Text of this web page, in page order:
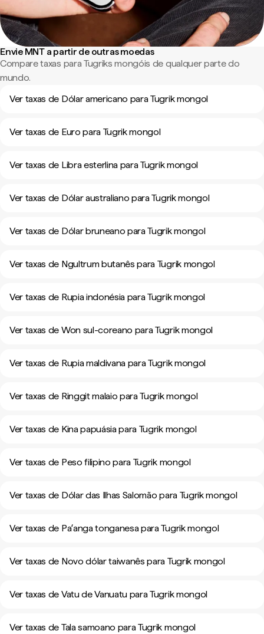
Envie MNT a partir de outras moedas
Compare taxas para Tugriks mongóis de qualquer parte do
mundo.
Ver taxas de Dólar americano para Tugrik mongol
Ver taxas de Euro para Tugrik mongol
Ver taxas de Libra esterlina para Tugrik mongol
Ver taxas de Dólar australiano para Tugrik mongol
Ver taxas de Dólar bruneano para Tugrik mongol
Ver taxas de Ngultrum butanês para Tugrik mongol
Ver taxas de Rupia indonésia para Tugrik mongol
Ver taxas de Won sul-coreano para Tugrik mongol
Ver taxas de Rupia maldivana para Tugrik mongol
Ver taxas de Ringgit malaio para Tugrik mongol
Ver taxas de Kina papuásia para Tugrik mongol
Ver taxas de Peso filipino para Tugrik mongol
Ver taxas de Dólar das Ilhas Salomão para Tugrik mongol
Ver taxas de Paʻanga tonganesa para Tugrik mongol
Ver taxas de Novo dólar taiwanês para Tugrik mongol
Ver taxas de Vatu de Vanuatu para Tugrik mongol
Ver taxas de Tala samoano para Tugrik mongol